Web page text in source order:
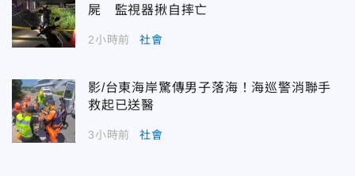
屍 監視器揪自摔亡
2小時前 社會
影/台東海岸驚傳男子落海！海巡警消聯手
救起已送醫
3小時前 社會